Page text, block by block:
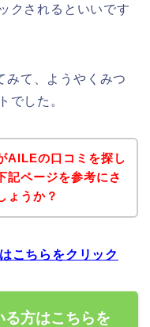
クされるといいです
みて、ようやくみつ
でした。
AILEの口コミを探し
記ページを参考にさ
ょうか？
こちらをクリック
方はこちらを